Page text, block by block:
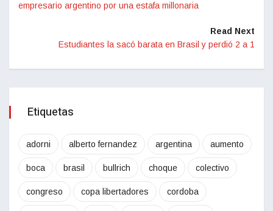
empresario argentino por una estafa millonaria
Read Next
Estudiantes la sacó barata en Brasil y perdió 2 a 1
Etiquetas
adorni alberto fernandez argentina aumento
boca brasil bullrich choque colectivo
congreso copa libertadores cordoba